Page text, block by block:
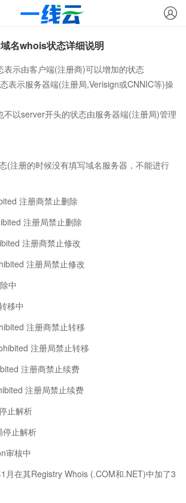
域名whois状态详细说明
表示由客户端(注册商)可以增加的状态
表示服务器端(注册局,Verisign或CNNIC等)操
不以server开头的状态由服务器端(注册局)管理
(注册的时候没有填写域名服务器，不能进行
注册商禁止删除
注册局禁止删除
注册商禁止修改
注册局禁止修改
中
移中
注册商禁止转移
注册局禁止转移
注册商禁止续费
注册局禁止续费
止解析
停止解析
审核中
月在其Registry Whois (.COM和.NET)中加了3